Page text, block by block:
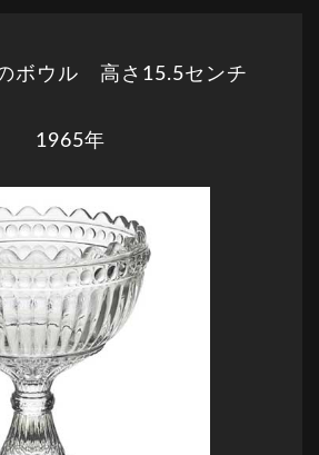
ボウル 高さ15.5センチ
1965年